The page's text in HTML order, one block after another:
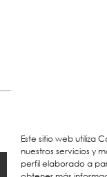
Este sitio web utiliza
nuestros servicios y
perfil elaborado a
© 2026